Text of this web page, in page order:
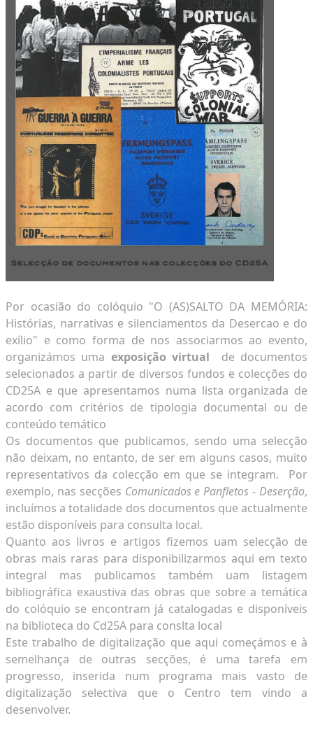
Por ocasião do colóquio "O (AS)SALTO DA MEMÓRIA:
Histórias, narrativas e silenciamentos da Desercao e do
exílio" e como forma de nos associarmos ao evento,
organizámos uma exposição virtual
de documentos
selecionados a partir de diversos fundos e colecções do
CD25A e que apresentamos numa lista organizada de
acordo com critérios de tipologia documental ou de
conteúdo temático
Os documentos que publicamos, sendo uma selecção
não deixam, no entanto, de ser em alguns casos, muito
representativos da colecção em que se integram. Por
exemplo, nas secções Comunicados e Panfletos - Deserção,
incluímos a totalidade dos documentos que actualmente
estão disponíveis para consulta local.
Quanto aos livros e artigos fizemos uam selecção de
obras mais raras para disponibilizarmos aqui em texto
integral mas publicamos também uam listagem
bibliográfica exaustiva das obras que sobre a temática
do colóquio se encontram já catalogadas e disponíveis
na biblioteca do Cd25A para conslta local
Este trabalho de digitalização que aqui começámos e à
semelhança de outras secções, é uma tarefa em
progresso, inserida num programa mais vasto de
digitalização selectiva que o Centro tem vindo a
desenvolver.